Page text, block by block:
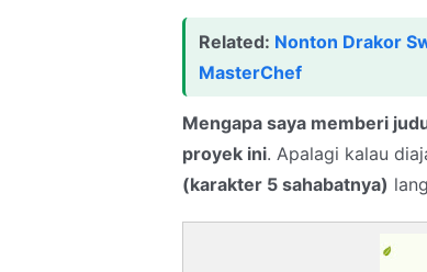
Related: Nonton Drakor
MasterChef
Mengapa saya memberi
proyek ini. Apalagi kalau
(karakter 5 sahabatnya)